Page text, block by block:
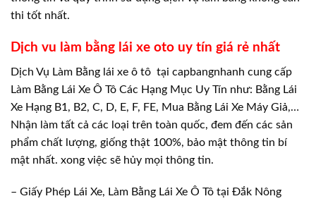
thi tốt nhất.
Dịch vu làm bằng lái xe oto uy tín giá rẻ nhất
Dịch Vụ Làm Bằng lái xe ô tô tại capbangnhanh cung cấp
Làm Bằng Lái Xe Ô Tô Các Hạng Mục Uy Tín như: Bằng Lái
Xe Hạng B1, B2, C, D, E, F, FE, Mua Bằng Lái Xe Máy Giả,…
Nhận làm tất cả các loại trên toàn quốc, đem đến các sản
phẩm chất lượng, giống thật 100%, bảo mật thông tin bí
mật nhất. xong việc sẽ hủy mọi thông tin.
– Giấy Phép Lái Xe, Làm Bằng Lái Xe Ô Tô tại Đắk Nông